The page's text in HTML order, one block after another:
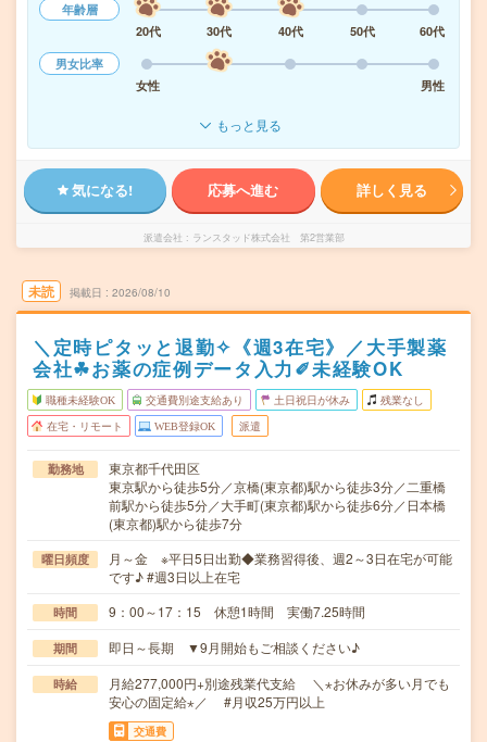
年齢層
20代
30代 40代 50代
60代
男女比率
女性
男性
もっと見る
気になる! 応募へ進む 詳しく見る
派遣会社 ランスタッド株式会社 第2営業部
未読 掲載日 2026/08/10
＼定時ピタッと退勤✧《週3在宅》／大手製薬
会社☘お薬の症例データ入力✐未経験OK
職種未経験OK 交通費別途支給あり 土日祝日が休み 残業なし
在宅・リモート WEB登録OK 派遣
勤務地
東京都千代田区
東京駅から徒歩5分／京橋(東京都)駅から徒歩3分／二重橋
前駅から徒歩5分／大手町(東京都)駅から徒歩6分／日本橋
(東京都)駅から徒歩7分
曜日頻度
月～金 ※平日5日出勤◆業務習得後、週2～3日在宅が可能
です♪ #週3日以上在宅
時間 9：00～17：15 休憩1時間 実働7.25時間
期間 即日～長期 ▼9月開始もご相談ください♪
時給
月給277,000円+別途残業代支給 ＼⋆お休みが多い月でも
安心の固定給⋆／ #月収25万円以上
交通費